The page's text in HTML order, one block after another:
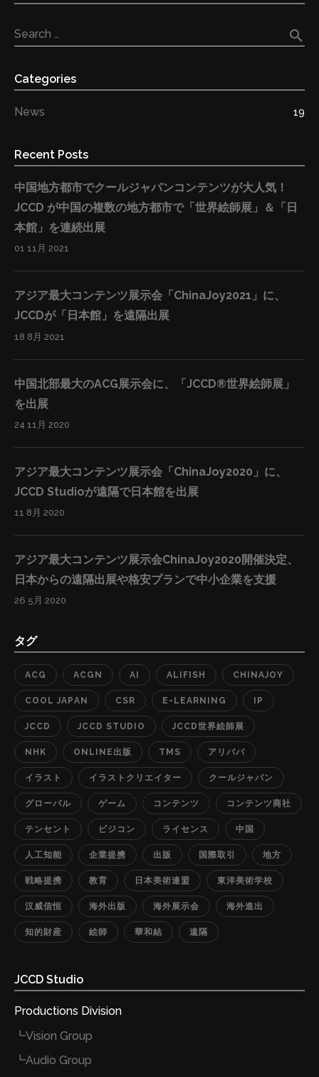
Search … search
Categories
News 19
Recent Posts
中国地方都市でクールジャパンコンテンツが大人気！
JCCD が中国の複数の地方都市で「世界絵師展」＆「日
本館」を連続出展
01 11月 2021
アジア最大コンテンツ展示会「ChinaJoy2021」に、
JCCDが「日本館」を遠隔出展
18 8月 2021
中国北部最大のACG展示会に、「JCCD®世界絵師展」
を出展
24 11月 2020
アジア最大コンテンツ展示会「ChinaJoy2020」に、
JCCD Studioが遠隔で日本館を出展
11 8月 2020
アジア最大コンテンツ展示会ChinaJoy2020開催決定、
日本からの遠隔出展や格安プランで中小企業を支援
26 5月 2020
タグ
ACG ACGN AI ALIFISH CHINAJOY
COOL JAPAN CSR E-LEARNING IP
JCCD JCCD STUDIO JCCD世界絵師展
NHK ONLINE出版 TMS アリババ
イラスト イラストクリエイター クールジャパン
グローバル ゲーム コンテンツ コンテンツ商社
テンセント ビジコン ライセンス 中国
人工知能 企業提携 出版 国際取引 地方
戦略提携 教育 日本美術連盟 東洋美術学校
汉威信恒 海外出版 海外展示会 海外進出
知的財産 絵師 華和結 遠隔
JCCD Studio
Productions Division
┗Vision Group
┗Audio Group